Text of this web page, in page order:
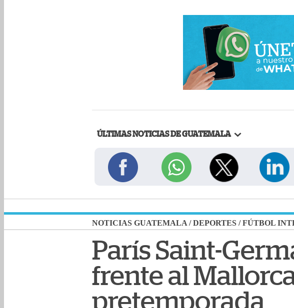
ÚLTIMAS NOTICIAS DE GUATEMALA
NOTICIAS GUATEMALA /DEPORTES /FÚTBOL
París Saint-
frente al
pretemporada